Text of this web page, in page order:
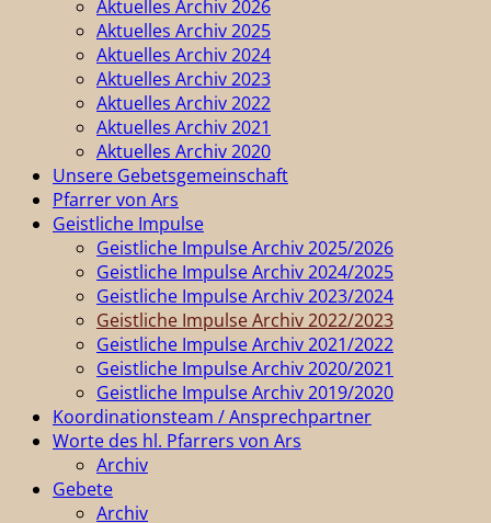
Aktuelles Archiv 2026
Aktuelles Archiv 2025
Aktuelles Archiv 2024
Aktuelles Archiv 2023
Aktuelles Archiv 2022
Aktuelles Archiv 2021
Aktuelles Archiv 2020
Unsere Gebetsgemeinschaft
Pfarrer von Ars
Geistliche Impulse
Geistliche Impulse Archiv 2025/2026
Geistliche Impulse Archiv 2024/2025
Geistliche Impulse Archiv 2023/2024
Geistliche Impulse Archiv 2022/2023
Geistliche Impulse Archiv 2021/2022
Geistliche Impulse Archiv 2020/2021
Geistliche Impulse Archiv 2019/2020
Koordinationsteam / Ansprechpartner
Worte des hl. Pfarrers von Ars
Archiv
Gebete
Archiv